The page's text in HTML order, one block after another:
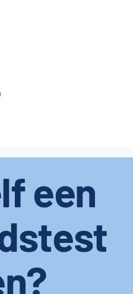
een